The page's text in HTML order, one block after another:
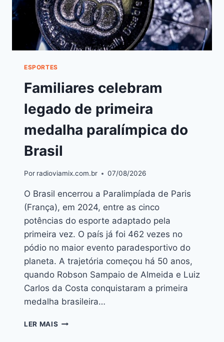
ESPORTES
Familiares celebram
legado de primeira
medalha paralímpica do
Brasil
Por radioviamix.com.br 07/08/2026
O Brasil encerrou a Paralimpíada de Paris
(França), em 2024, entre as cinco
potências do esporte adaptado pela
primeira vez. O país já foi 462 vezes no
pódio no maior evento paradesportivo do
planeta. A trajetória começou há 50 anos,
quando Robson Sampaio de Almeida e Luiz
Carlos da Costa conquistaram a primeira
medalha brasileira…
LER MAIS